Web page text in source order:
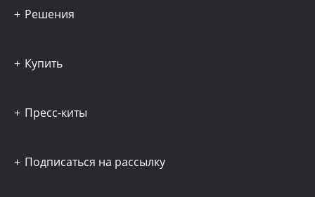
Решения
Купить
Пресс-киты
Подписаться на рассылку